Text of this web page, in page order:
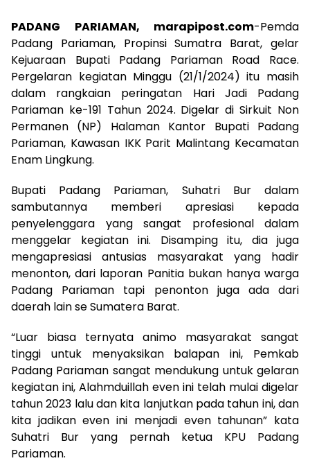
PADANG PARIAMAN, marapipost.com-Pemda
Padang Pariaman, Propinsi Sumatra Barat, gelar
Kejuaraan Bupati Padang Pariaman Road Race.
Pergelaran kegiatan Minggu (21/1/2024) itu masih
dalam rangkaian peringatan Hari Jadi Padang
Pariaman ke-191 Tahun 2024. Digelar di Sirkuit Non
Permanen (NP) Halaman Kantor Bupati Padang
Pariaman, Kawasan IKK Parit Malintang Kecamatan
Enam Lingkung.
Bupati Padang Pariaman, Suhatri Bur dalam
sambutannya memberi apresiasi kepada
penyelenggara yang sangat profesional dalam
menggelar kegiatan ini. Disamping itu, dia juga
mengapresiasi antusias masyarakat yang hadir
menonton, dari laporan Panitia bukan hanya warga
Padang Pariaman tapi penonton juga ada dari
daerah lain se Sumatera Barat.
“Luar biasa ternyata animo masyarakat sangat
tinggi untuk menyaksikan balapan ini, Pemkab
Padang Pariaman sangat mendukung untuk gelaran
kegiatan ini, Alahmduillah even ini telah mulai digelar
tahun 2023 lalu dan kita lanjutkan pada tahun ini, dan
kita jadikan even ini menjadi even tahunan” kata
Suhatri Bur yang pernah ketua KPU Padang
Pariaman.